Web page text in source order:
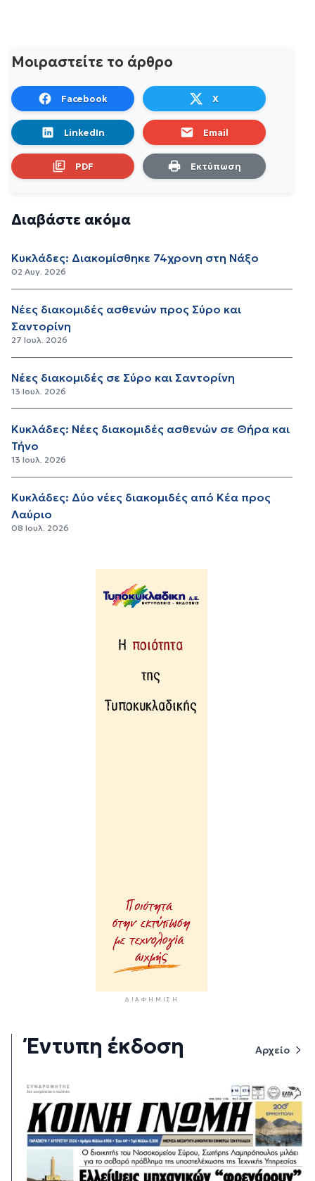
Μοιραστείτε το άρθρο
Facebook X
LinkedIn Email
PDF Εκτύπωση
Διαβάστε ακόμα
Κυκλάδες: Διακομίσθηκε 74χρονη στη Νάξο
02 Αυγ. 2026
Νέες διακομιδές ασθενών προς Σύρο και
Σαντορίνη
27 Ιουλ. 2026
Νέες διακομιδές σε Σύρο και Σαντορίνη
13 Ιουλ. 2026
Κυκλάδες: Νέες διακομιδές ασθενών σε Θήρα και
Τήνο
13 Ιουλ. 2026
Κυκλάδες: Δύο νέες διακομιδές από Κέα προς
Λαύριο
08 Ιουλ. 2026
ΔΙΑΦΉΜΙΣΗ
Έντυπη έκδοση Αρχείο